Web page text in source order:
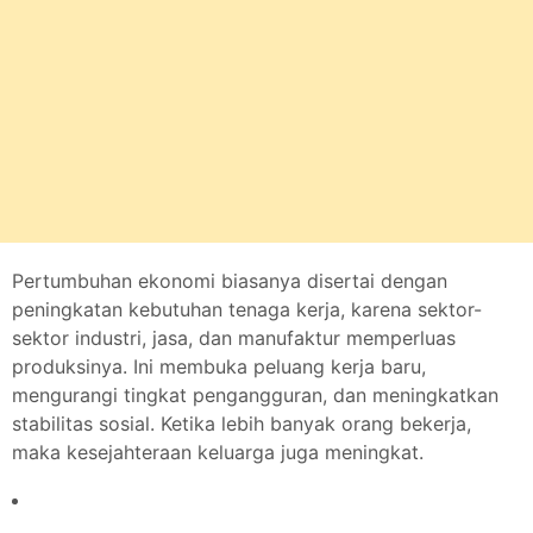
Pertumbuhan ekonomi biasanya disertai dengan
peningkatan kebutuhan tenaga kerja, karena sektor-
sektor industri, jasa, dan manufaktur memperluas
produksinya. Ini membuka peluang kerja baru,
mengurangi tingkat pengangguran, dan meningkatkan
stabilitas sosial. Ketika lebih banyak orang bekerja,
maka kesejahteraan keluarga juga meningkat.